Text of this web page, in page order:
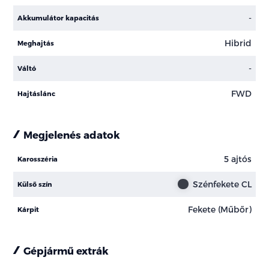
Akkumulátor kapacitás -
Meghajtás Hibrid
Váltó -
Hajtáslánc FWD
Megjelenés adatok
Karosszéria 5 ajtós
Külső szín Szénfekete CL
Kárpit Fekete (Műbőr)
Gépjármű extrák